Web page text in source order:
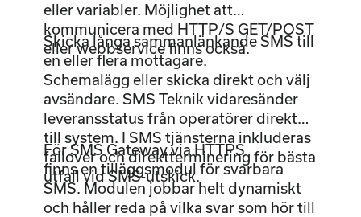
eller variabler. Möjlighet att
kommunicera med HTTP/S GET/POST
eller webbservice finns också.
Skicka långa sammanlänkande SMS till
en eller flera mottagare.
Schemalägg eller skicka direkt och välj
avsändare. SMS Teknik vidaresänder
leveransstatus från operatörer direkt
till system. I SMS tjänsterna inkluderas
failover och direktterminering för bästa
utfall vid SMS-utskick.
För SMS Gateway via HTTPS
finns en tilläggsmodul för svarbara
SMS. Modulen jobbar helt dynamiskt
och håller reda på vilka svar som hör till